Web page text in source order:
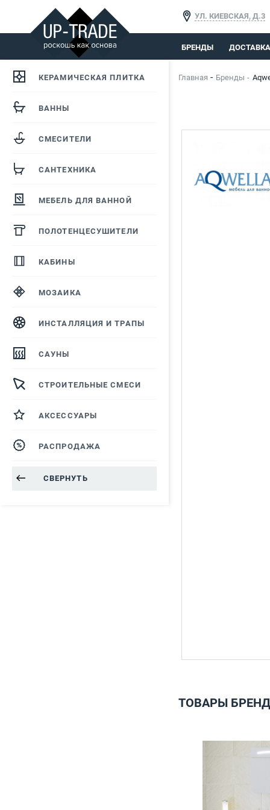
УЛ. КИЕВСКАЯ, Д.3
БРЕНДЫ
КЕРАМИЧЕСКАЯ ПЛИТКА
ВАННЫ
СМЕСИТЕЛИ
САНТЕХНИКА
МЕБЕЛЬ ДЛЯ ВАННОЙ
ПОЛОТЕНЦЕСУШИТЕЛИ
КАБИНЫ
МОЗАИКА
ИНСТАЛЛЯЦИЯ И ТРАПЫ
САУНЫ
СТРОИТЕЛЬНЫЕ СМЕСИ
АКСЕССУАРЫ
РАСПРОДАЖА
СВЕРНУТЬ
Главная Бренды
ТОВАРЫ